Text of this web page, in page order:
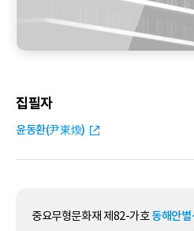
집필자
윤동환(尹東煥)
중요무형문화재 제82-가호동해안